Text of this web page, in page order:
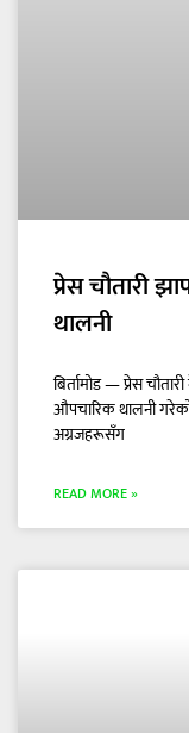
प्रेस चौतारी
थालनी
बिर्तामोड — प्रेस
औपचारिक थालनी गरेको
अग्रजहरूसँग
READ MORE »